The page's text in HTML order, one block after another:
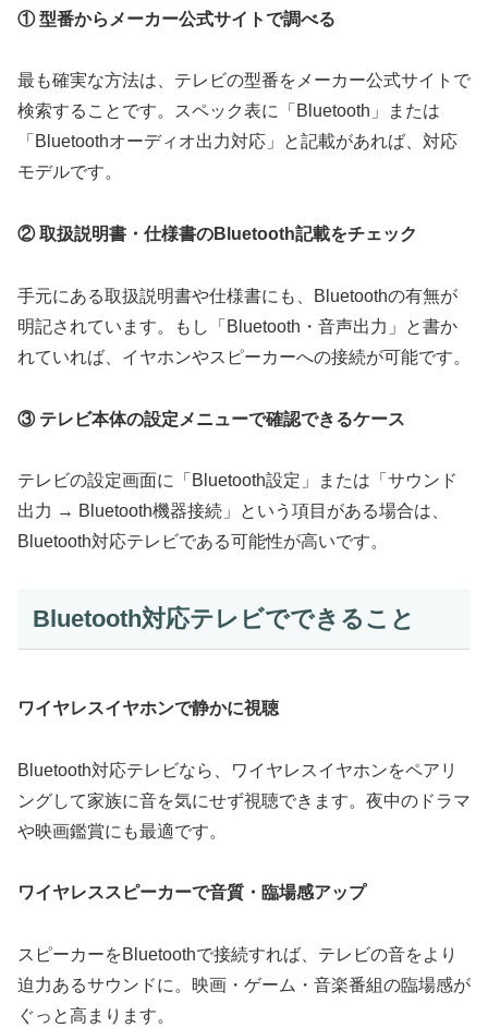
① 型番からメーカー公式サイトで調べる
最も確実な方法は、テレビの型番をメーカー公式サイトで
検索することです。スペック表に「Bluetooth」または
「Bluetoothオーディオ出力対応」と記載があれば、対応
モデルです。
② 取扱説明書・仕様書のBluetooth記載をチェック
手元にある取扱説明書や仕様書にも、Bluetoothの有無が
明記されています。もし「Bluetooth・音声出力」と書か
れていれば、イヤホンやスピーカーへの接続が可能です。
③ テレビ本体の設定メニューで確認できるケース
テレビの設定画面に「Bluetooth設定」または「サウンド
出力 → Bluetooth機器接続」という項目がある場合は、
Bluetooth対応テレビである可能性が高いです。
Bluetooth対応テレビでできること
ワイヤレスイヤホンで静かに視聴
Bluetooth対応テレビなら、ワイヤレスイヤホンをペアリ
ングして家族に音を気にせず視聴できます。夜中のドラマ
や映画鑑賞にも最適です。
ワイヤレススピーカーで音質・臨場感アップ
スピーカーをBluetoothで接続すれば、テレビの音をより
迫力あるサウンドに。映画・ゲーム・音楽番組の臨場感が
ぐっと高まります。